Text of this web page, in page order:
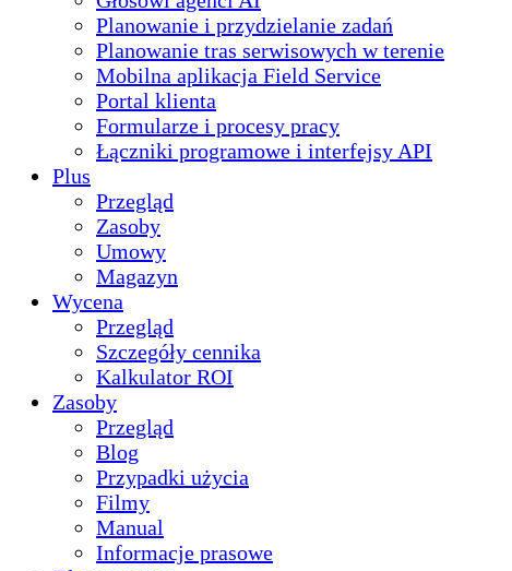
Planowanie i przydzielanie zadań
Planowanie tras serwisowych w terenie
Mobilna aplikacja Field Service
Portal klienta
Formularze i procesy pracy
Łączniki programowe i interfejsy API
Plus
Przegląd
Zasoby
Umowy
Magazyn
Wycena
Przegląd
Szczegóły cennika
Kalkulator ROI
Zasoby
Przegląd
Blog
Przypadki użycia
Filmy
Manual
Informacje prasowe